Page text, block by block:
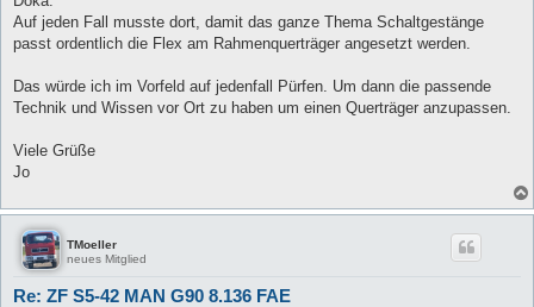
Auf jeden Fall musste dort, damit das ganze Thema Schaltgestänge
passt ordentlich die Flex am Rahmenquerträger angesetzt werden.
Das würde ich im Vorfeld auf jedenfall Pürfen. Um dann die passende
Technik und Wissen vor Ort zu haben um einen Querträger anzupassen.
Viele Grüße
Jo
TMoeller
neues Mitglied
Re: ZF S5-42 MAN G90 8.136 FAE